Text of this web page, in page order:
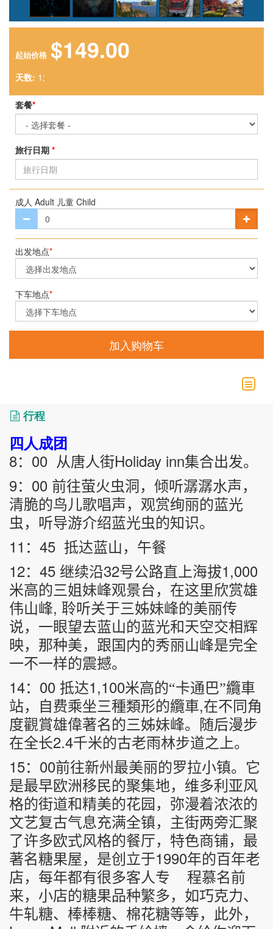
起始价格 $149.00
天数: 1;
套餐*
旅行日期 *
成人 Adult 儿童 Child
出发地点*
下车地点*
加入购物车
行程
四人成团
8： 00 从唐人街Holiday inn集合出发。
9： 00 前往萤火虫洞，倾听潺潺水声，
清脆的鸟儿歌唱声，观赏绚丽的蓝光
虫，听导游介绍蓝光虫的知识。
11 ： 45 抵达蓝山，午餐
12： 45 继续沿32号公路直上海拔1,000
米高的三姐妹峰观景台，在这里欣赏雄
伟山峰, 聆听关于三姊妹峰的美丽传
说，一眼望去蓝山的蓝光和天空交相辉
映，那种美，跟国内的秀丽山峰是完全
一不一样的震撼。
14： 00 抵达1,100米高的“卡通巴”纜車
站，自费乘坐三種類形的纜車,在不同角
度觀賞雄偉著名的三姊妹峰。随后漫步
在全长2.4千米的古老雨林步道之上。
15： 00前往新州最美丽的罗拉小镇。它
是最早欧洲移民的聚集地，维多利亚风
格的街道和精美的花园，弥漫着浓浓的
文艺复古气息充满全镇，主街两旁汇聚
了许多欧式风格的餐厅，特色商铺，最
著名糖果屋，是创立于1990年的百年老
店，每年都有很多客人专
程慕名前
来，小店的糖果品种繁多，如巧克力、
牛轧糖、棒棒糖、棉花糖等等，此外，